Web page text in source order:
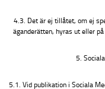
4.3. Det är ej tillåtet, om ej
äganderätten, hyras ut eller
5.
5.1. Vid publikation i Sociala